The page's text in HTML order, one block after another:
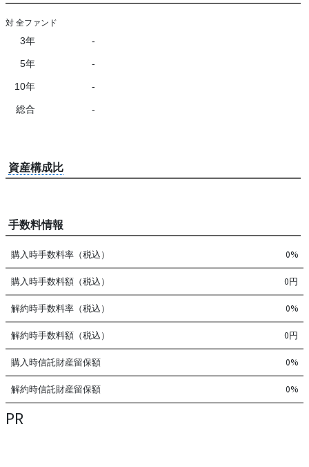
対 全ファンド
3年 -
5年 -
10年 -
総合 -
資産構成比
手数料情報
購入時手数料率（税込） 0%
購入時手数料額（税込） 0円
解約時手数料率（税込） 0%
解約時手数料額（税込） 0円
購入時信託財産留保額 0%
解約時信託財産留保額 0%
PR